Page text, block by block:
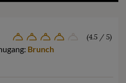
(4.5 / 5)
Brunch